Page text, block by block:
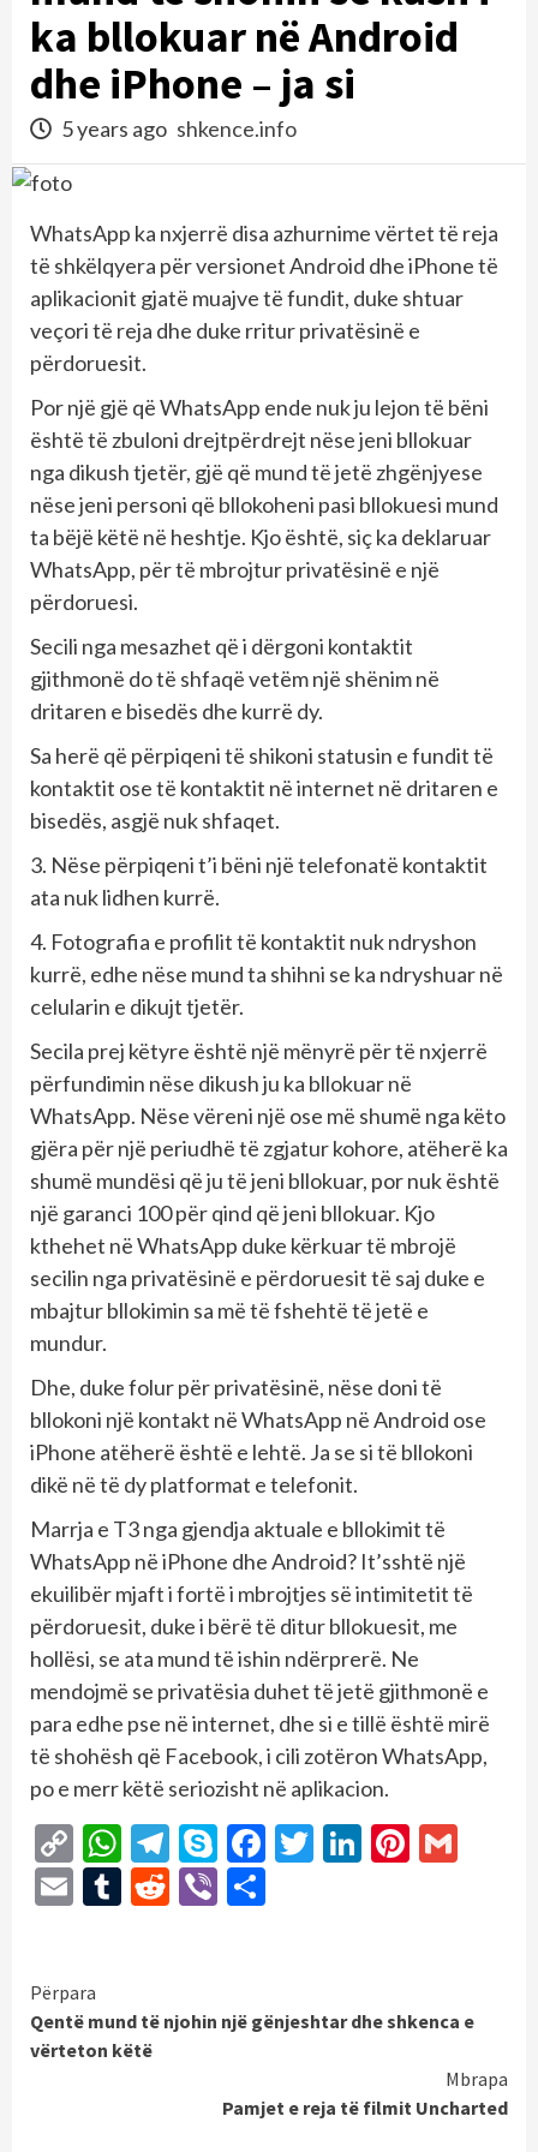
ka bllokuar në Android
dhe iPhone – ja si
5 years ago shkence.info
WhatsApp ka nxjerrë disa azhurnime vërtet të reja
të shkëlqyera për versionet Android dhe iPhone të
aplikacionit gjatë muajve të fundit, duke shtuar
veçori të reja dhe duke rritur privatësinë e
përdoruesit.
Por një gjë që WhatsApp ende nuk ju lejon të bëni
është të zbuloni drejtpërdrejt nëse jeni bllokuar
nga dikush tjetër, gjë që mund të jetë zhgënjyese
nëse jeni personi që bllokoheni pasi bllokuesi mund
ta bëjë këtë në heshtje. Kjo është, siç ka deklaruar
WhatsApp, për të mbrojtur privatësinë e një
përdoruesi.
Secili nga mesazhet që i dërgoni kontaktit
gjithmonë do të shfaqë vetëm një shënim në
dritaren e bisedës dhe kurrë dy.
Sa herë që përpiqeni të shikoni statusin e fundit të
kontaktit ose të kontaktit në internet në dritaren e
bisedës, asgjë nuk shfaqet.
3. Nëse përpiqeni t’i bëni një telefonatë kontaktit
ata nuk lidhen kurrë.
4. Fotografia e profilit të kontaktit nuk ndryshon
kurrë, edhe nëse mund ta shihni se ka ndryshuar në
celularin e dikujt tjetër.
Secila prej këtyre është një mënyrë për të nxjerrë
përfundimin nëse dikush ju ka bllokuar në
WhatsApp. Nëse vëreni një ose më shumë nga këto
gjëra për një periudhë të zgjatur kohore, atëherë ka
shumë mundësi që ju të jeni bllokuar, por nuk është
një garanci 100 për qind që jeni bllokuar. Kjo
kthehet në WhatsApp duke kërkuar të mbrojë
secilin nga privatësinë e përdoruesit të saj duke e
mbajtur bllokimin sa më të fshehtë të jetë e
mundur.
Dhe, duke folur për privatësinë, nëse doni të
bllokoni një kontakt në WhatsApp në Android ose
iPhone atëherë është e lehtë. Ja se si të bllokoni
dikë në të dy platformat e telefonit.
Marrja e T3 nga gjendja aktuale e bllokimit të
WhatsApp në iPhone dhe Android? It’sshtë një
ekuilibër mjaft i fortë i mbrojtjes së intimitetit të
përdoruesit, duke i bërë të ditur bllokuesit, me
hollësi, se ata mund të ishin ndërprerë. Ne
mendojmë se privatësia duhet të jetë gjithmonë e
para edhe pse në internet, dhe si e tillë është mirë
të shohësh që Facebook, i cili zotëron WhatsApp,
po e merr këtë seriozisht në aplikacion.
Copy
Link
WhatsApp
Telegram
SkypeFacebook
Twitter
LinkedIn
EmailTumblr
Reddit
Viber
Continue
Reading
Përpara
Qentë mund të njohin një gënjeshtar dhe shkenca e
vërteton këtë
Mbrapa
Pamjet e reja të filmit Uncharted